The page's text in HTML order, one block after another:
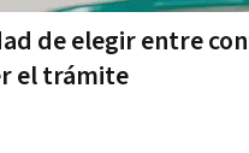
de elegir entre
el trámite